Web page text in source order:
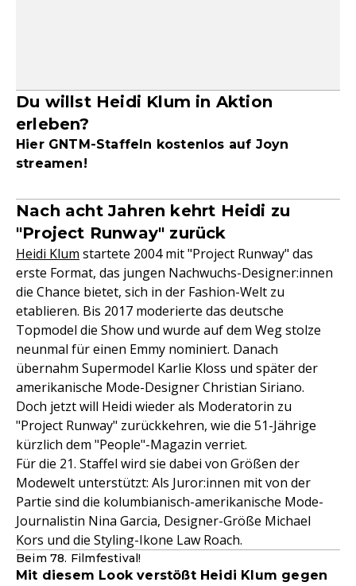
Du willst Heidi Klum in Aktion
erleben?
Hier GNTM-Staffeln kostenlos auf Joyn
streamen!
Nach acht Jahren kehrt Heidi zu
"Project Runway" zurück
Heidi Klum startete 2004 mit "Project Runway" das
erste Format, das jungen Nachwuchs-Designer:innen
die Chance bietet, sich in der Fashion-Welt zu
etablieren. Bis 2017 moderierte das deutsche
Topmodel die Show und wurde auf dem Weg stolze
neunmal für einen Emmy nominiert. Danach
übernahm Supermodel Karlie Kloss und später der
amerikanische Mode-Designer Christian Siriano.
Doch jetzt will Heidi wieder als Moderatorin zu
"Project Runway" zurückkehren, wie die 51-Jährige
kürzlich dem "People"-Magazin verriet.
Für die 21. Staffel wird sie dabei von Größen der
Modewelt unterstützt: Als Juror:innen mit von der
Partie sind die kolumbianisch-amerikanische Mode-
Journalistin Nina Garcia, Designer-Größe Michael
Kors und die Styling-Ikone Law Roach.
Beim 78. Filmfestival!
Mit diesem Look verstößt Heidi Klum gegen